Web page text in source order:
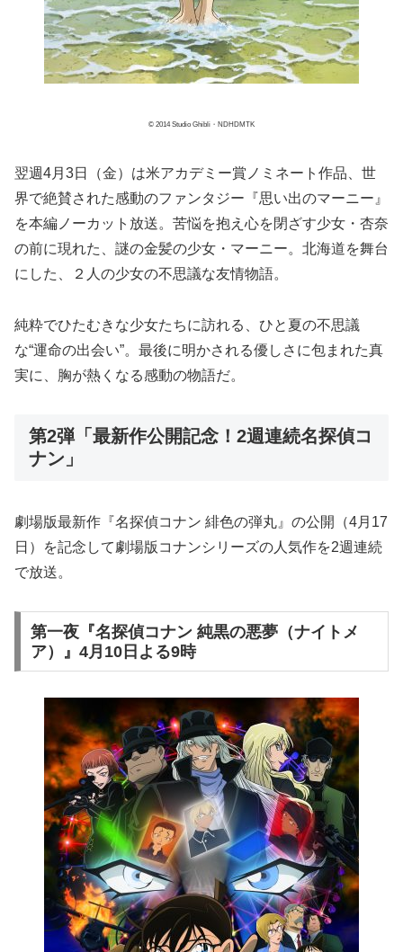
© 2014 Studio Ghibli・NDHDMTK
翌週4月3日（金）は米アカデミー賞ノミネート作品、世
界で絶賛された感動のファンタジー『思い出のマーニー』
を本編ノーカット放送。苦悩を抱え心を閉ざす少女・杏奈
の前に現れた、謎の金髪の少女・マーニー。北海道を舞台
にした、２人の少女の不思議な友情物語。
純粋でひたむきな少女たちに訪れる、ひと夏の不思議
な“運命の出会い”。最後に明かされる優しさに包まれた真
実に、胸が熱くなる感動の物語だ。
第2弾「最新作公開記念！2週連続名探偵コ
ナン」
劇場版最新作『名探偵コナン 緋色の弾丸』の公開（4月17
日）を記念して劇場版コナンシリーズの人気作を2週連続
で放送。
第一夜『名探偵コナン 純黒の悪夢（ナイトメ
ア）』4月10日よる9時